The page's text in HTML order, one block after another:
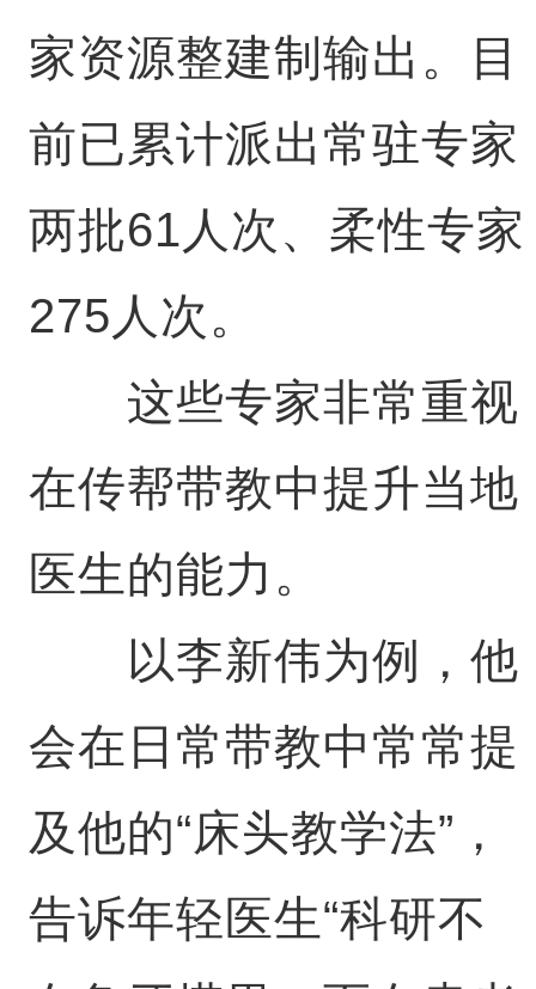
家资源整建制输出。目
前已累计派出常驻专家
两批61人次、柔性专家
275人次。
这些专家非常重视
在传帮带教中提升当地
医生的能力。
以李新伟为例，他
会在日常带教中常常提
及他的“床头教学法”，
告诉年轻医生“科研不